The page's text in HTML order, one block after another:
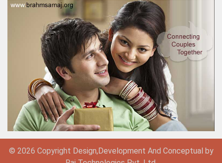
© 2026 Copyright Design,Development And Conceptual by